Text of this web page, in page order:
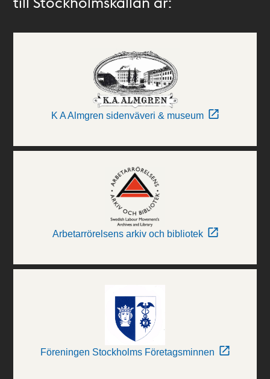
K A Almgren sidenväveri & museum
Arbetarrörelsens arkiv och bibliotek
Föreningen Stockholms Företagsminnen